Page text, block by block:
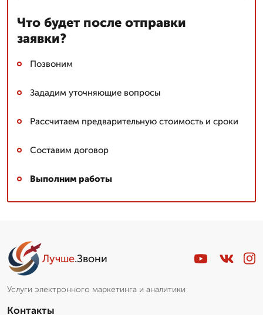
Что будет после отправки
заявки?
Позвоним
Зададим уточняющие вопросы
Рассчитаем предварительную стоимость и сроки
Составим договор
Выполним работы
Лучше.Звони
Услуги электронного маркетинга и аналитики
Контакты